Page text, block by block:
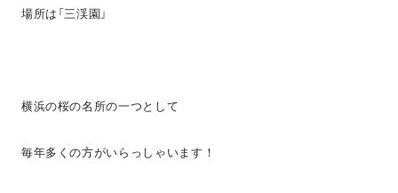
場所は「三渓園」
横浜の桜の名所の一つとして
毎年多くの方がいらっしゃいます！